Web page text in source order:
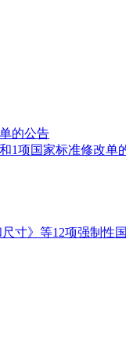
的公告
1项国家标准修改单
寸》等12项强制性